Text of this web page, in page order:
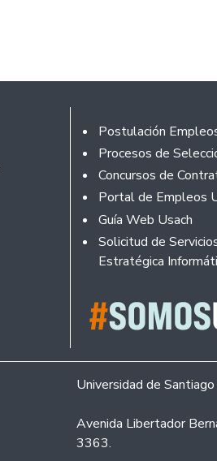
Rodapé
Postulación
Procesos de
Concursos de
Portal de Empleos
Guía Web Usach
Solicitud de
Estratégica
Universidad de
Avenida Libertador
3363.